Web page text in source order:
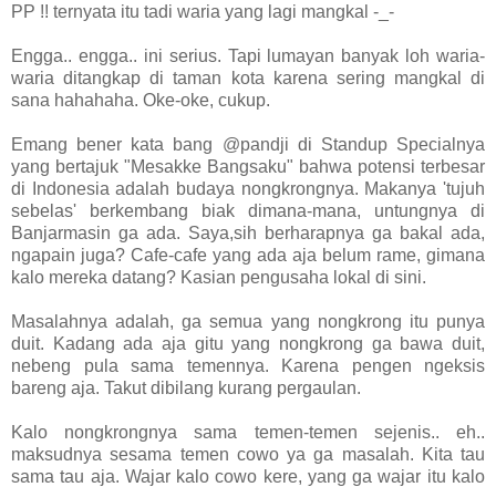
PP !! ternyata itu tadi waria yang lagi mangkal -_-
Engga.. engga.. ini serius. Tapi lumayan banyak loh waria-
waria ditangkap di taman kota karena sering mangkal di
sana hahahaha. Oke-oke, cukup.
Emang bener kata bang @pandji di Standup Specialnya
yang bertajuk "Mesakke Bangsaku" bahwa potensi terbesar
di Indonesia adalah budaya nongkrongnya. Makanya 'tujuh
sebelas' berkembang biak dimana-mana, untungnya di
Banjarmasin ga ada. Saya,sih berharapnya ga bakal ada,
ngapain juga? Cafe-cafe yang ada aja belum rame, gimana
kalo mereka datang? Kasian pengusaha lokal di sini.
Masalahnya adalah, ga semua yang nongkrong itu punya
duit. Kadang ada aja gitu yang nongkrong ga bawa duit,
nebeng pula sama temennya. Karena pengen ngeksis
bareng aja. Takut dibilang kurang pergaulan.
Kalo nongkrongnya sama temen-temen sejenis.. eh..
maksudnya sesama temen cowo ya ga masalah. Kita tau
sama tau aja. Wajar kalo cowo kere, yang ga wajar itu kalo